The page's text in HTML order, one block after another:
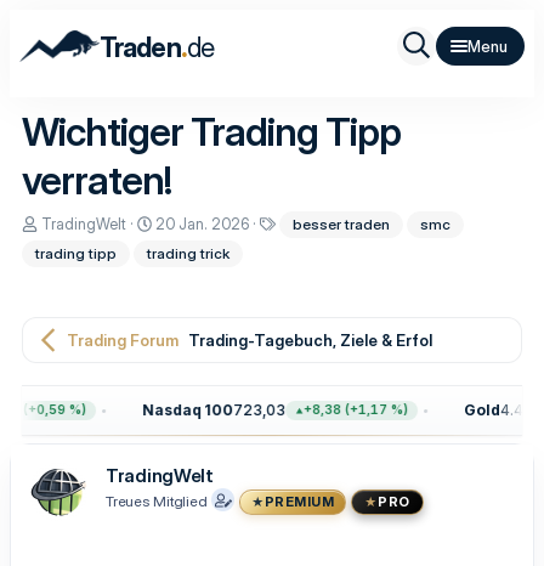
Traden.de
Wichtiger Trading Tipp
verraten!
E
s
l
TradingWelt
E
s
l
20 Jan. 2026
w
o
e
besser traden
smc
trading tipp
trading trick
Trading Forum Trading-Tagebuch, Ziele & Erfolge
(+0,59 %) Nasdaq 100723,03 +8,38 (+1,17 %) Gold
TradingWelt
Treues Mitglied PREMIUM PRO